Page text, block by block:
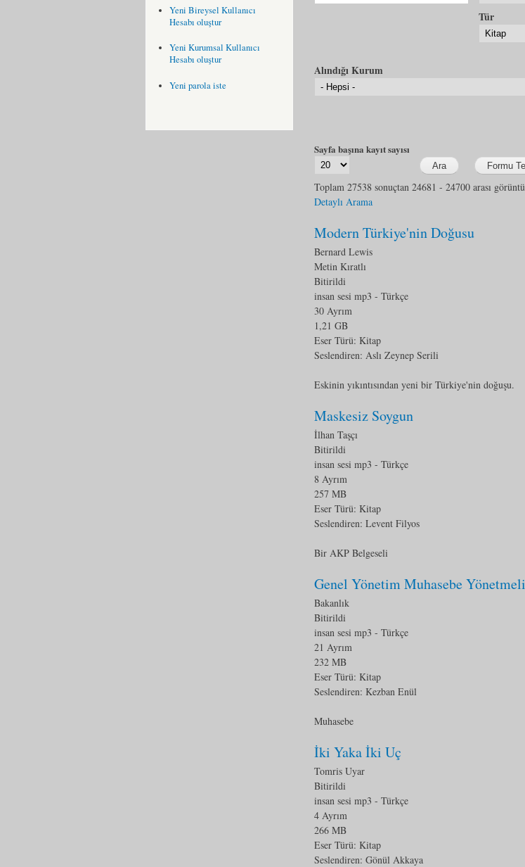
Yeni Bireysel Kullanıcı
Hesabı oluştur
Yeni Kurumsal Kullanıcı
Hesabı oluştur
Yeni parola iste
Tür
Alındığı Kurum
Sayfa başına kayıt sayısı
Toplam 27538 sonuçtan 24681 - 24700 arası
Detaylı Arama
Modern Türkiye'nin Doğusu
Bernard Lewis
Metin Kıratlı
Bitirildi
insan sesi mp3 - Türkçe
30 Ayrım
1,21 GB
Eser Türü: Kitap
Seslendiren: Aslı Zeynep Serili
Eskinin yıkıntısından yeni bir Türkiye'nin doğuşu.
Maskesiz Soygun
İlhan Taşçı
Bitirildi
insan sesi mp3 - Türkçe
8 Ayrım
257 MB
Eser Türü: Kitap
Seslendiren: Levent Filyos
Bir AKP Belgeseli
Genel Yönetim Muhasebe
Bakanlık
Bitirildi
insan sesi mp3 - Türkçe
21 Ayrım
232 MB
Eser Türü: Kitap
Seslendiren: Kezban Enül
Muhasebe
İki Yaka İki Uç
Tomris Uyar
Bitirildi
insan sesi mp3 - Türkçe
4 Ayrım
266 MB
Eser Türü: Kitap
Seslendiren: Gönül Akkaya